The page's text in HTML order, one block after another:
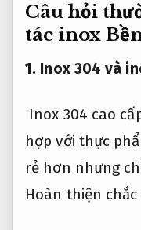
Câu hỏi
tác inox
1. Inox 304 và
Inox 304 cao
hợp với thực
rẻ hơn nhưng
Hoàn thiện chắc